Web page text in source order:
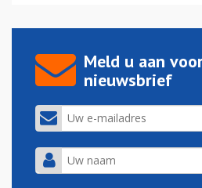
Meld u aan
nieuwsbrief